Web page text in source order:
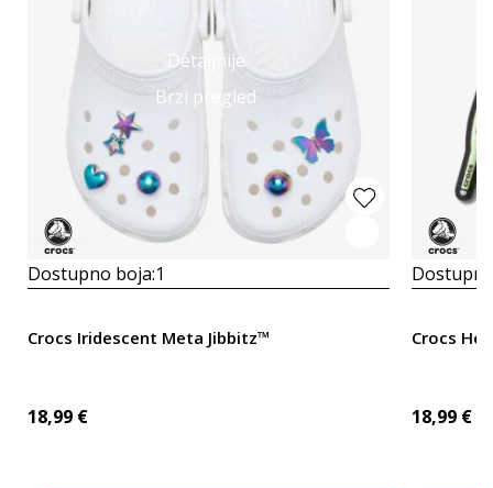
Detaljnije
Brzi pregled
Dostupno boja:1
Crocs Iridescent Meta Jibbitz™
18,99 €
Crocs
18,99 €